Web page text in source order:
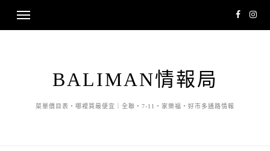
BALIMAN情報局
菜單價目表・哪裡買最便宜｜全聯・7-11・家樂福・好市多通路情報